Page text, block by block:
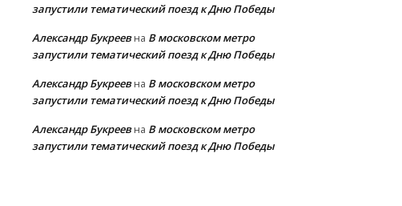
запустили тематический поезд к Дню Победы
Александр Букреевна В московском метро
запустили тематический поезд к Дню Победы
Александр Букреевна В московском метро
запустили тематический поезд к Дню Победы
Александр Букреевна В московском метро
запустили тематический поезд к Дню Победы